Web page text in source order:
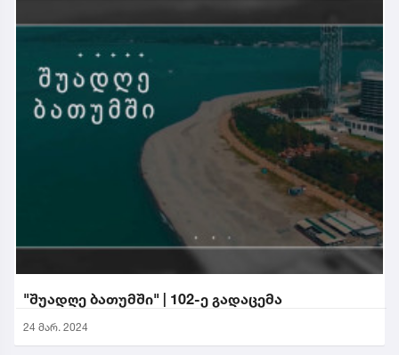
"შუადღე ბათუმში" | 102-ე გადაცემა
24 მარ. 2024